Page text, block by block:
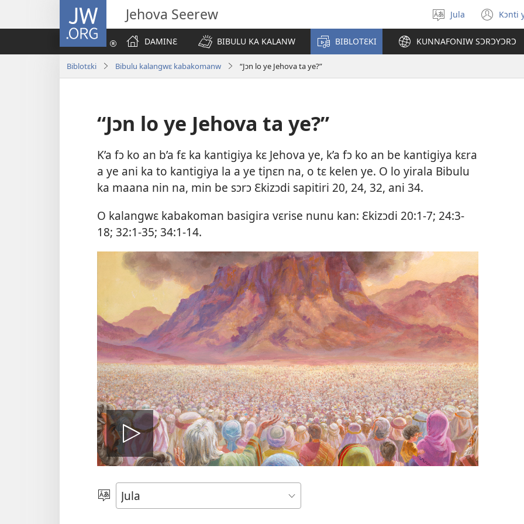
JW.ORG Jehova Seerew
Kaan
dɔ
sugandi
Jula Kɔnti
une
DAMINƐ
BIBULU KA KALANW BIBLOTƐKI KUNNAFONIW SƆRƆYƆRƆ
Biblotɛki Bibulu kalangwɛ kabakomanw “Jɔn lo ye Jehova ta ye?”
“Jɔn lo ye Jehova ta ye?”
K’a fɔ ko an b’a fɛ ka kantigiya kɛ Jehova ye, k’a fɔ ko an be kantigiya kɛra
a ye ani ka to kantigiya la a ye tiɲɛn na, o tɛ kelen ye. O lo yirala Bibulu
ka maana nin na, min be sɔrɔ Ɛkizɔdi sapitiri 20, 24, 32, ani 34.
O kalangwɛ kabakoman basigira vɛrise nunu kan: Ɛkizɔdi 20:​1-7; 24:​3-
18; 32:​1-35; 34:​1-14.
Play
video
Kaan